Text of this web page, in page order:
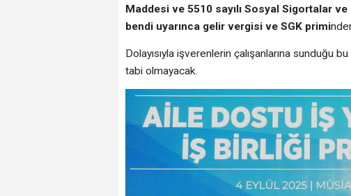
Maddesi ve 5510 sayılı Sosyal Sigortalar ve
bendi uyarınca gelir vergisi ve SGK primi
Dolayısıyla işverenlerin çalışanlarına sunduğu
tabi olmayacak.